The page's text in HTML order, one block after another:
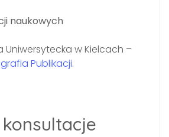
naukowych
Uniwersytecka w Kielcach –
Publikacji.